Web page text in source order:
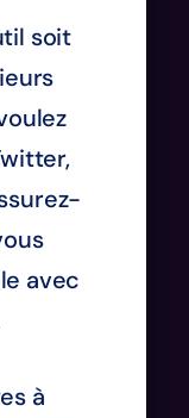
soit
avec
à